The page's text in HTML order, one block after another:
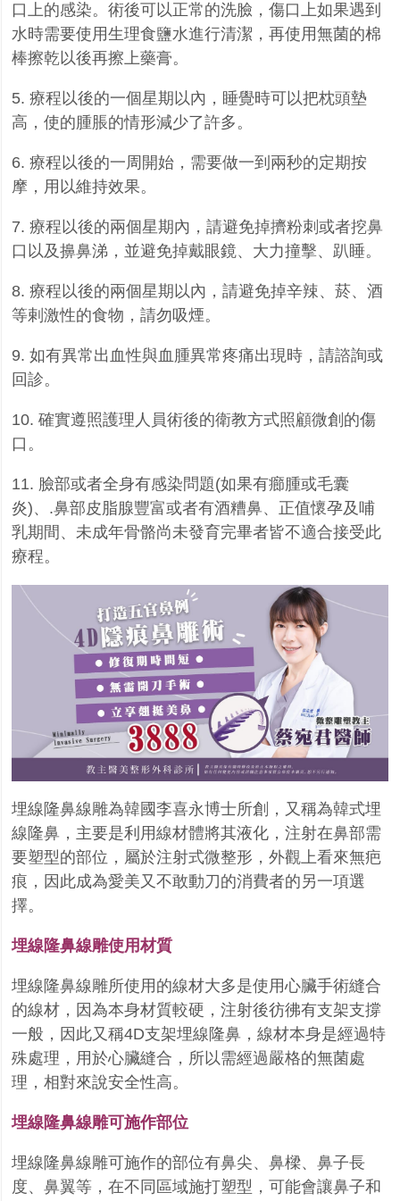
口上的感染。術後可以正常的洗臉，傷口上如果遇到
水時需要使用生理食鹽水進行清潔，再使用無菌的棉
棒擦乾以後再擦上藥膏。
5.療程以後的一個星期以內，睡覺時可以把枕頭墊
高，使的腫脹的情形減少了許多。
6.療程以後的一周開始，需要做一到兩秒的定期按
摩，用以維持效果。
7.療程以後的兩個星期內，請避免掉擠粉刺或者挖鼻
口以及擤鼻涕，並避免掉戴眼鏡、大力撞擊、趴睡。
8.療程以後的兩個星期以內，請避免掉辛辣、菸、酒
等剌激性的食物，請勿吸煙。
9.如有異常出血性與血腫異常疼痛出現時，請諮詢或
回診。
10.確實遵照護理人員術後的衛教方式照顧微創的傷
口。
11. 臉部或者全身有感染問題(如果有癤腫或毛囊
炎)、 .鼻部皮脂腺豐富或者有酒糟鼻、正值懷孕及哺
乳期間、未成年骨骼尚未發育完畢者皆不適合接受此
療程。
埋線隆鼻線雕為韓國李喜永博士所創，又稱為韓式埋
線隆鼻，主要是利用線材體將其液化，注射在鼻部需
要塑型的部位，屬於注射式微整形，外觀上看來無疤
痕，因此成為愛美又不敢動刀的消費者的另一項選
擇。
埋線隆鼻線雕使用材質
埋線隆鼻線雕所使用的線材大多是使用心臟手術縫合
的線材，因為本身材質較硬，注射後彷彿有支架支撐
一般，因此又稱4D支架埋線隆鼻，線材本身是經過特
殊處理，用於心臟縫合，所以需經過嚴格的無菌處
理，相對來說安全性高。
埋線隆鼻線雕可施作部位
埋線隆鼻線雕可施作的部位有鼻尖、鼻樑、鼻子長
度、鼻翼等，在不同區域施打塑型，可能會讓鼻子和